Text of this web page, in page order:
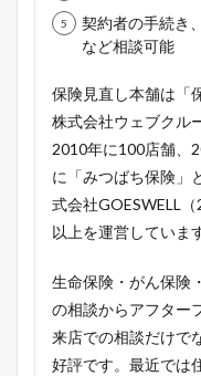
契約者の手続き
など相談可能
保険見直し本舗は「
株式会社ウェブクル
2010年に100店舗、
に「みつばち保険」
式会社GOESWELL
以上を運営していま
生命保険・がん保険
の相談からアフター
来店での相談だけで
好評です。最近では